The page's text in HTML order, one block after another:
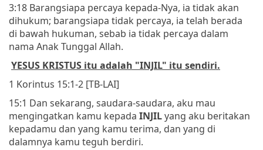
3:18 Barangsiapa percaya kepada-Nya, ia tidak akan
dihukum; barangsiapa tidak percaya, ia telah berada
di bawah hukuman, sebab ia tidak percaya dalam
nama Anak Tunggal Allah.
YESUS KRISTUS itu adalah "INJIL" itu sendiri.
1 Korintus 15:1-2 [TB-LAI]
15:1 Dan sekarang, saudara-saudara, aku mau
mengingatkan kamu kepada INJILyang aku beritakan
kepadamu dan yang kamu terima, dan yang di
dalamnya kamu teguh berdiri.